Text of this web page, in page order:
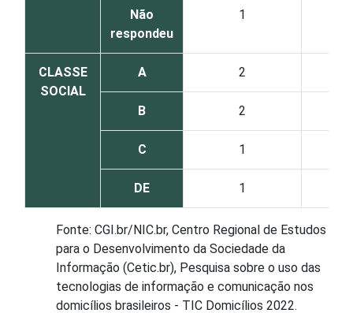
Não
respondeu
1
CLASSE
SOCIAL
A 2
B 2
C 1
DE 1
Fonte: CGI.br/NIC.br, Centro Regional de Estudos
para o Desenvolvimento da Sociedade da
Informação (Cetic.br), Pesquisa sobre o uso das
tecnologias de informação e comunicação nos
domicílios brasileiros - TIC Domicílios 2022.